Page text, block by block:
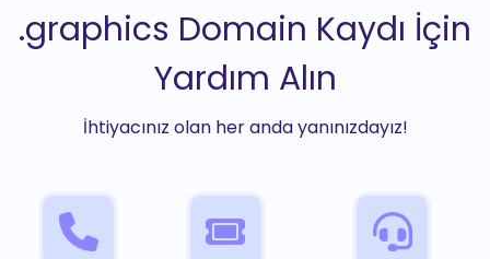
.graphics Domain Kaydı İçin
Yardım Alın
İhtiyacınız olan her anda yanınızdayız!